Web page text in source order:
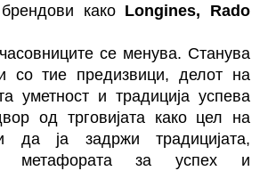
како Longines, Rado
се менува. Станува
со тие предизвици, делот на
уметност и традиција успева
од трговијата како цел на
да ја задржи традицијата,
метафората за успех и